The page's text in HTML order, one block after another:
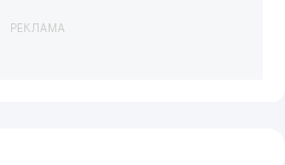
РЕКЛАМА